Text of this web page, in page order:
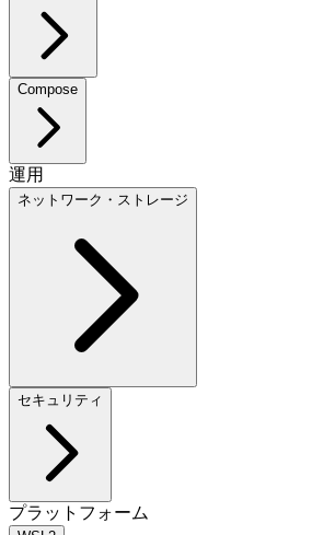
Compose
運用
ネットワーク・ストレージ
セキュリティ
プラットフォーム